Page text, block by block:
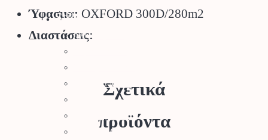
Ύφασμα: OXFORD 300D/280m2
Διαστάσεις:
Σχετικά
προϊόντα
Stihl
Αλυσοπρίονα
Σύστημα Multi
Φυσητήρες
Μηχανές Γκαζόν
Ψαλίδια Μπορντούρας